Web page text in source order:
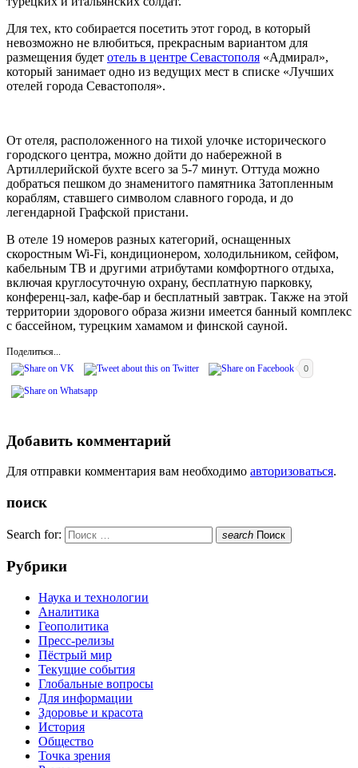
Для тех, кто собирается посетить этот город, в который
невозможно не влюбиться, прекрасным вариантом для
размещения будет отель в центре Севастополя «Адмирал»,
который занимает одно из ведущих мест в списке «Лучших
отелей города Севастополя».
От отеля, расположенного на тихой улочке исторического
городского центра, можно дойти до набережной в
Артиллерийской бухте всего за 5-7 минут. Оттуда можно
добраться пешком до знаменитого памятника Затопленным
кораблям, ставшего символом славного города, и до
легендарной Графской пристани.
В отеле 19 номеров разных категорий, оснащенных
скоростным Wi-Fi, кондиционером, холодильником, сейфом,
кабельным ТВ и другими атрибутами комфортного отдыха,
включая круглосуточную охрану, бесплатную парковку,
конференц-зал, кафе-бар и бесплатный завтрак. Также на этой
территории здорового образа жизни имеется банный комплекс
с бассейном, турецким хамамом и финской сауной.
Поделиться...
0
Добавить комментарий
Для отправки комментария вам необходимо авторизоваться.
поиск
Search for: search Поиск
Рубрики
Наука и технологии
Аналитика
Геополитика
Пресс-релизы
Пёстрый мир
Текущие события
Глобальные вопросы
Для информации
Здоровье и красота
История
Общество
Точка зрения